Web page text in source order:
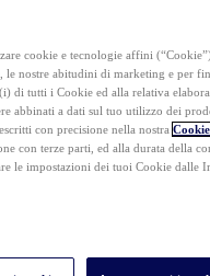
cookie e tecnologie affini
le nostre abitudini di marketing e per
(i) di tutti i Cookie ed alla relativa
abbinati a dati sul tuo utilizzo dei
con precisione nella nostra
con terze parti, ed alla durata della
le impostazioni dei tuoi Cookie dalle